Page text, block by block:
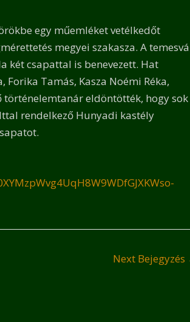
egy műemléket vetélkedőt
megyei szakasza. A
két csapattal is benevezett. Hat
Forika Tamás, Kasza Noémi Réka,
történelemtanár eldöntötték, hogy sok
rendelkező Hunyadi kastély
Next Bejegyzés